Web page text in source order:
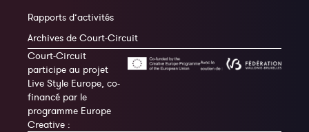
Rapports d’activités
Archives de Court-Circuit
Court-Circuit
participe au projet
Live Style Europe, co-
financé par le
programme Europe
Creative :